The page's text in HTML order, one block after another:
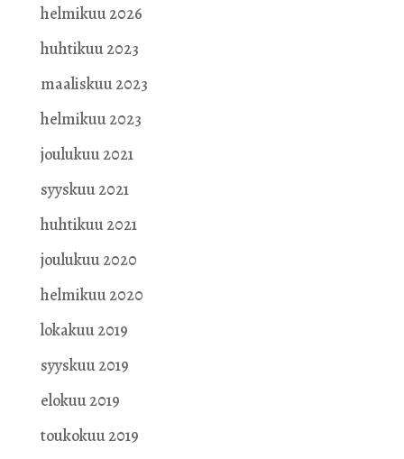
helmikuu 2026
huhtikuu 2023
maaliskuu 2023
helmikuu 2023
joulukuu 2021
syyskuu 2021
huhtikuu 2021
joulukuu 2020
helmikuu 2020
lokakuu 2019
syyskuu 2019
elokuu 2019
toukokuu 2019